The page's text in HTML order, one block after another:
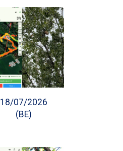
18/07/2026
(BE)